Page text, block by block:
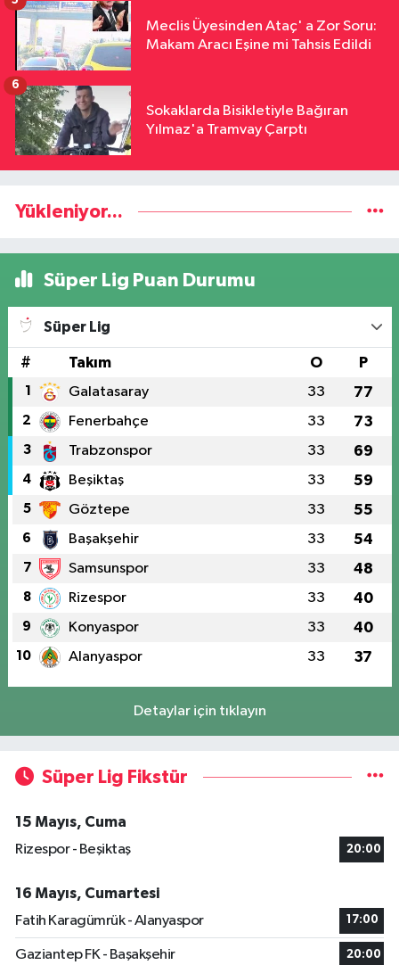
Meclis Üyesinden Ataç' a Zor Soru:
Makam Aracı Eşine mi Tahsis Edildi
Sokaklarda Bisikletiyle Bağıran
Yılmaz'a Tramvay Çarptı
6
Yükleniyor...
Süper Lig Puan Durumu
Süper Lig
# Takım O P
1 Galatasaray 33 77
2 Fenerbahçe 33 73
3 Trabzonspor 33 69
4 Beşiktaş 33 59
5 Göztepe 33 55
6 Başakşehir 33 54
7 Samsunspor 33 48
8 Rizespor 33 40
9 Konyaspor 33 40
10 Alanyaspor 33 37
Detaylar için tıklayın
Süper Lig Fikstür
15 Mayıs, Cuma
Rizespor - Beşiktaş
20:00
16 Mayıs, Cumartesi
Fatih Karagümrük - Alanyaspor
17:00
Gaziantep FK - Başakşehir 20:00